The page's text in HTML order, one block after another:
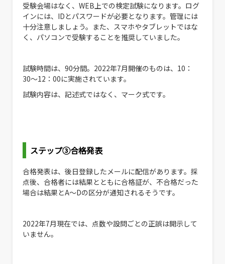
受験会場はなく、WEB上での検定試験になります。ログ
インには、IDとパスワードが必要となります。管理には
十分注意しましょう。また、スマホやタブレットではな
く、パソコンで受験することを推奨していました。
試験時間は、90分間。2022年7月開催のものは、10：
30〜12：00に実施されています。
試験内容は、記述式ではなく、マーク式です。
ステップ③合格発表
合格発表は、後日登録したメールに配信があります。採
点後、合格者には結果とともに合格証が、不合格だった
場合は結果とA〜Dの区分が通知されるそうです。
2022年7月現在では、点数や設問ごとの正誤は開示して
いません。